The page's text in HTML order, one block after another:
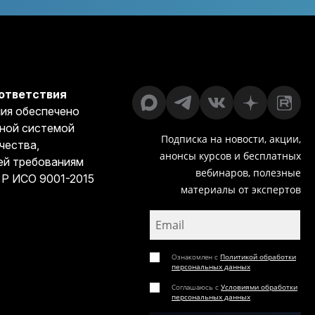
обеспечено
системой
требованиям
ИСО 9001-2015
Подписка на новости, акции,
анонсы курсов и бесплатных
вебинаров, полезные
материалы от экспертов
Ознакомлен с Политикой обработки
персональных данных
Соглашаюсь с Условиями обработки
персональных данных